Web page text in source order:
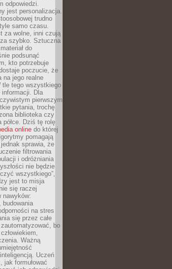
odpowiedzi.
jest personalizacja.
trudno
samo czasu.
za wolne, inni czują
szybko. Sztuczna
do
podsunąć
kto potrzebuje
poczucie, że
na jego realne
tle tego wszystkiego
Dla
pierwszym
pytania, trochę
biblioteka czy
półce. Dziś tę rolę
online do której
pomagają
sprawia, że
filtrowania
i odróżniania
nie będzie
wszystkiego”,
jest to misja
się raczej
nawyków:
budowania
na stres
się przez całe
bo
Ważną
Uczeń
jak formułować